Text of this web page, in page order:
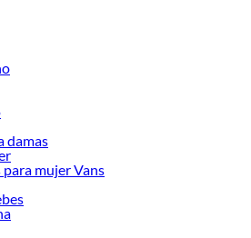
damas
mujer Vans